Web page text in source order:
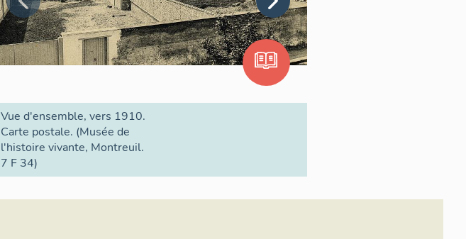
Vue d'ensemble, vers 1910.
Carte postale. (Musée de
l'histoire vivante, Montreuil.
7 F 34)